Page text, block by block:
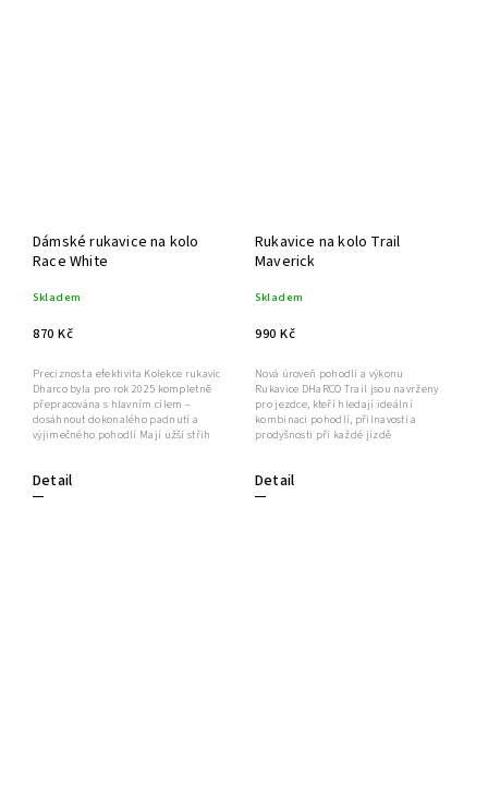
Dámské rukavice na kolo
Race White
Skladem
870 Kč
Detail
Preciznost a efektivita Kolekce rukavic
Dharco byla pro rok 2025 kompletně
přepracována s hlavním cílem –
dosáhnout dokonalého padnutí a
výjimečného pohodlí Mají užší střih
Rukavice na kolo Trail
Maverick
Skladem
990 Kč
Detail
Nová úroveň pohodlí a výkonu
Rukavice DHaRCO Trail jsou navrženy
pro jezdce, kteří hledají ideální
kombinaci pohodlí, přilnavosti a
prodyšnosti při každé jízdě